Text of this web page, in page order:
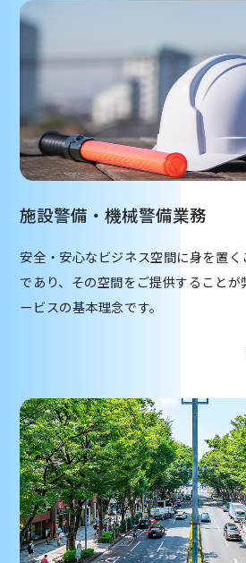
施設警備・機械警備業務
安全・安心なビジネス空間に身を置
であり、その空間をご提供することが
ービスの基本理念です。